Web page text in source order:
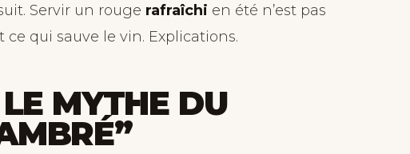
Servir un rouge rafraîchi en été n’est pas
qui sauve le vin. Explications.
MYTHE DU